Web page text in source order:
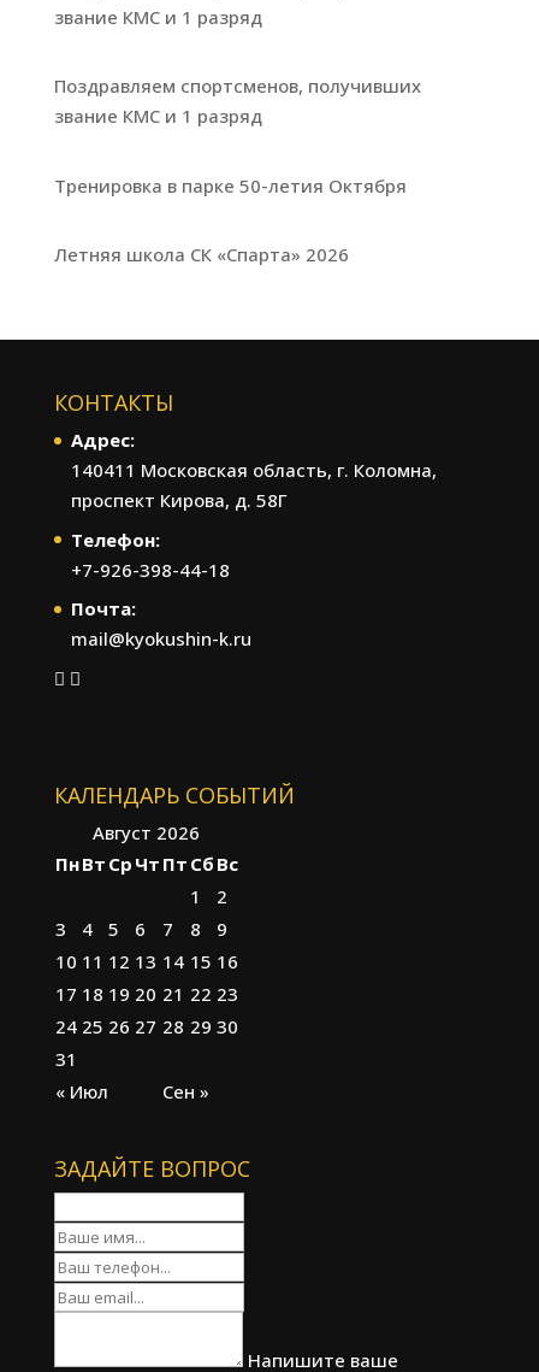
звание КМС и 1 разряд
Поздравляем спортсменов, получивших
звание КМС и 1 разряд
Тренировка в парке 50-летия Октября
Летняя школа СК «Спарта» 2026
КОНТАКТЫ
Адрес:
140411 Московская область, г. Коломна,
проспект Кирова, д. 58Г
Телефон:
+7-926-398-44-18
Почта:
mail@kyokushin-k.ru
КАЛЕНДАРЬ СОБЫТИЙ
Август 2026
ПнВт Ср Чт Пт Сб Вс
« Июл Сен »
1
2
3
4 5 6 7 8
9
10 11 12 13 14 15 16
17 18 19 20 21 22 23
24 25 26 27 28 29 30
31
ЗАДАЙТЕ ВОПРОС
Напишите ваше